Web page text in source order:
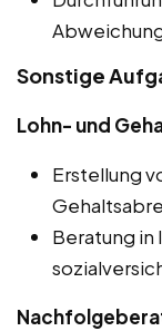
Sonstige
Lohn- und
Erstellung
Beratung in